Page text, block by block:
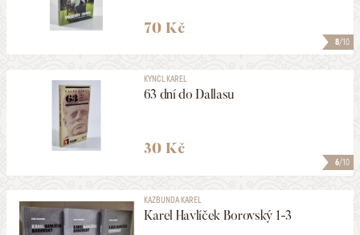
8/10
70 Kč
6/10
KYNCL KAREL
63 dní do Dallasu
30 Kč
KAZBUNDA KAREL
Karel Havlíček Borovský 1-3